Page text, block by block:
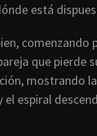
está
comenzando
que pierde
mostrando
espiral